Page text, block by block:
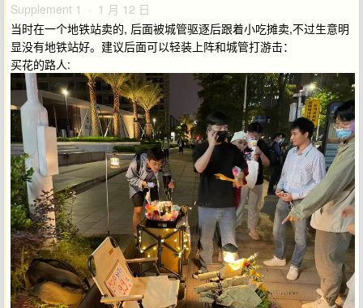
Supplement 1 · 1 月 12 日
当时在一个地铁站卖的, 后面被城管驱逐后跟着小吃摊卖,不过生意明
显没有地铁站好。建议后面可以轻装上阵和城管打游击：
买花的路人: